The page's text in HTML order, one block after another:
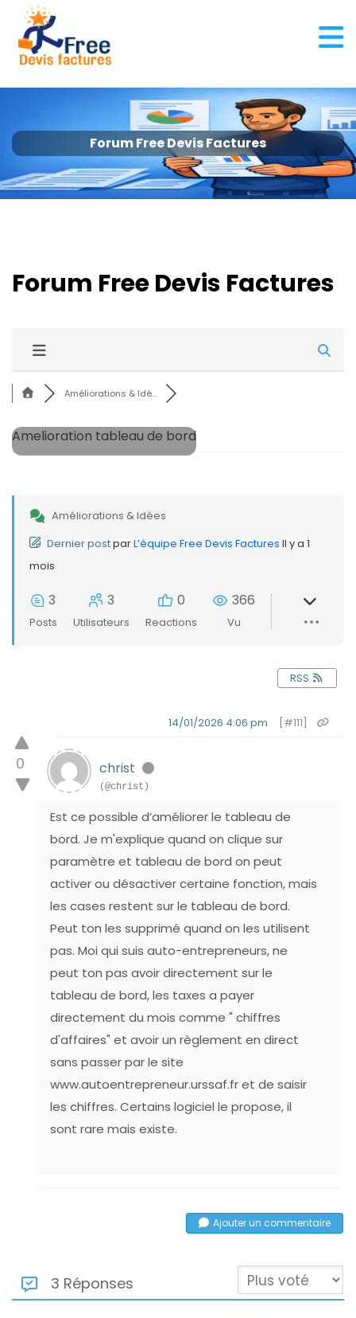
Forum Free Devis Factures
Forum Free Devis Factures
Améliorations & Idé...
Amelioration tableau de bord
Améliorations & Idées
Dernier postparL’équipe Free Devis Factures Il y a 1
mois
3
Posts
3
Utilisateurs
0
Reactions
366
Vu
RSS
0
[#111]
14/01/2026 4:06 pm
christ
(@christ)
Est ce possible d’améliorer le tableau de
bord. Je m'explique quand on clique sur
paramètre et tableau de bord on peut
activer ou désactiver certaine fonction, mais
les cases restent sur le tableau de bord.
Peut ton les supprimé quand on les utilisent
pas. Moi qui suis auto-entrepreneurs, ne
peut ton pas avoir directement sur le
tableau de bord, les taxes a payer
directement du mois comme " chiffres
d'affaires" et avoir un règlement en direct
sans passer par le site
www.autoentrepreneur.urssaf.fr et de saisir
les chiffres. Certains logiciel le propose, il
sont rare mais existe.
Ajouter un commentaire
3 Réponses